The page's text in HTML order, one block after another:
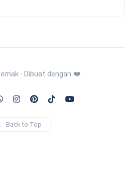
· Dibuat dengan ❤️
Back to Top